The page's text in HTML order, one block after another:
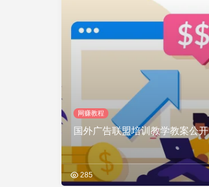
网赚教程
国外广告联盟培训教学教案公开
285